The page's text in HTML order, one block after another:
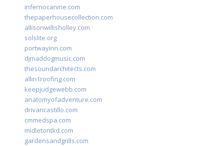
infernocanine.com
thepaperhousecollection.com
allisonwillisholley.com
solslite.org
portwayinn.com
djmaddogmusic.com
thesoundarchitects.com
allin1roofing.com
keepjudgewebb.com
anatomyofadventure.com
drivancastillo.com
cmmedspa.com
midletontkd.com
gardensandgrills.com